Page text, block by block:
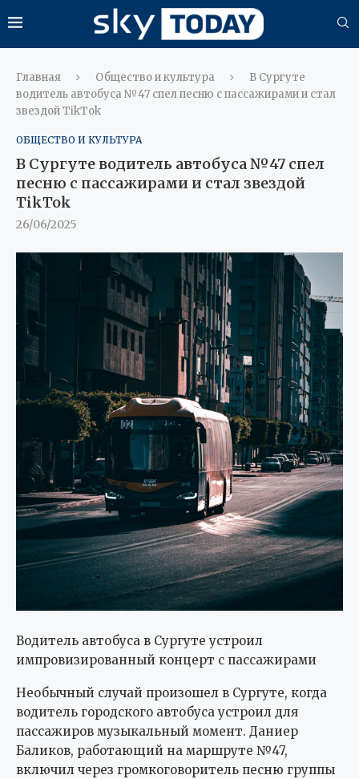
Главная Общество и культура
В Сургуте
водитель автобуса №47 спел песню с пассажирами и стал
звездой TikTok
ОБЩЕСТВО И КУЛЬТУРА
В Сургуте водитель автобуса №47 спел
песню с пассажирами и стал звездой
TikTok
26/06/2025
Водитель автобуса в Сургуте устроил
импровизированный концерт с пассажирами
Необычный случай произошел в Сургуте, когда
водитель городского автобуса устроил для
пассажиров музыкальный момент. Даниер
Баликов, работающий на маршруте №47,
включил через громкоговоритель песню группы